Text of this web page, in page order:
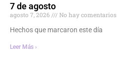
7 de agosto
agosto 7, 2026
No hay comentarios
Hechos que marcaron este día
Leer Más ›